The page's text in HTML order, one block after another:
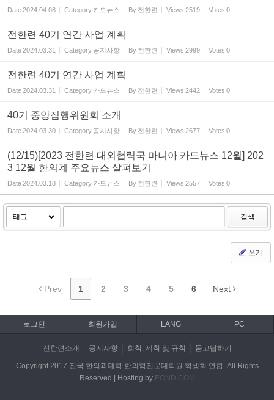
Date2024.04.08 Category 카드뉴스 By 전한련 Views 2519 Votes 0
전한련 40기 연간 사업 계획
Date2024.03.31 Category 공지사항 By 전한련 Views 2999 Votes 0
전한련 40기 연간 사업 계획
Date2024.03.31 Category 카드뉴스 By 전한련 Views 2442 Votes 0
40기 중앙집행위원회 소개
Date2024.03.30 Category 공지사항 By 전한련 Views 2677 Votes 0
(12/15)[2023 전한련 대외협력국 마니아 카드뉴스 12월] 202
3 12월 한의계 주요뉴스 살펴보기
Date2024.03.18 Category 카드뉴스 By 전한련 Views 2557 Votes 0
검색
쓰기
Prev 1 2 3 4 5 6 Next
로그인 회원가입 LANG PC
전한련소개 공지사항 회칙, 세칙 및 규칙 묻고답하기
Copyright 2017 전국 한의과대학 한의학전문대학원 학생회 연합. All Rights
Reserved | Hosting by EOND.COM